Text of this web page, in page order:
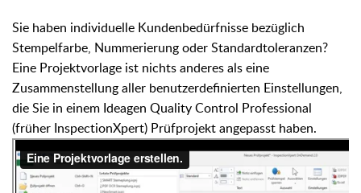
Sie haben individuelle Kundenbedürfnisse bezüglich
Stempelfarbe, Nummerierung oder Standardtoleranzen?
Eine Projektvorlage ist nichts anderes als eine
Zusammenstellung aller benutzerdefinierten Einstellungen,
die Sie in einem Ideagen Quality Control Professional
(früher InspectionXpert) Prüfprojekt angepasst haben.